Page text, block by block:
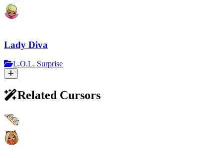
Lady Diva
L.O.L. Surprise
Related Cursors